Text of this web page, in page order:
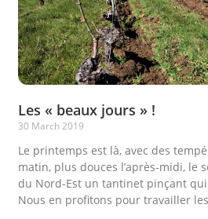
Les « beaux jours » !
30 March 2019
Le printemps est là, avec des
matin, plus douces l’après-midi, le
du Nord-Est un tantinet pinçant qui
Nous en profitons pour travailler